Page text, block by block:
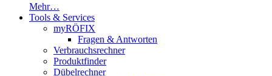
Mehr…
Tools & Services
myRÖFIX
Fragen & Antworten
Verbrauchsrechner
Produktfinder
Dübelrechner